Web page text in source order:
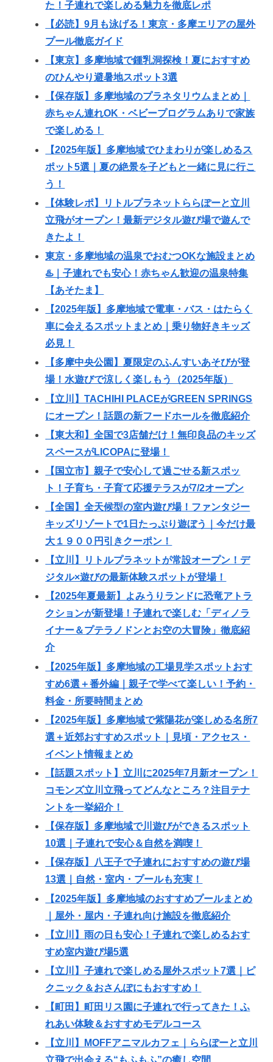
た！子連れで楽しめる魅力を徹底レポ
【必読】9月も泳げる！東京・多摩エリアの屋外
プール徹底ガイド
【東京】多摩地域で鍾乳洞探検！夏におすすめ
のひんやり避暑地スポット3選
【保存版】多摩地域のプラネタリウムまとめ｜
赤ちゃん連れOK・ベビープログラムありで家族
で楽しめる！
【2025年版】多摩地域でひまわりが楽しめるス
ポット5選｜夏の絶景を子どもと一緒に見に行こ
う！
【体験レポ】リトルプラネットららぽーと立川
立飛がオープン！最新デジタル遊び場で遊んで
きたよ！
東京・多摩地域の温泉でおむつOKな施設まとめ
♨️｜子連れでも安心！赤ちゃん歓迎の温泉特集
【あそたま】
【2025年版】多摩地域で電車・バス・はたらく
車に会えるスポットまとめ｜乗り物好きキッズ
必見！
【多摩中央公園】夏限定のふんすいあそびが登
場！水遊びで涼しく楽しもう（2025年版）
【立川】TACHIHI PLACEがGREEN SPRINGS
にオープン！話題の新フードホールを徹底紹介
【東大和】全国で3店舗だけ！無印良品のキッズ
スペースがLICOPAに登場！
【国立市】親子で安心して過ごせる新スポッ
ト！子育ち・子育て応援テラスが7/2オープン
【全国】全天候型の室内遊び場！ファンタジー
キッズリゾートで1日たっぷり遊ぼう｜今だけ最
大１９００円引きクーポン！
【立川】リトルプラネットが常設オープン！デ
ジタル×遊びの最新体験スポットが登場！
【2025年夏最新】よみうりランドに恐竜アトラ
クションが新登場！子連れで楽しむ「ディノラ
イナー＆プテラノドンとお空の大冒険」徹底紹
介
【2025年版】多摩地域の工場見学スポットおす
すめ6選＋番外編｜親子で学べて楽しい！予約・
料金・所要時間まとめ
【2025年版】多摩地域で紫陽花が楽しめる名所7
選＋近郊おすすめスポット｜見頃・アクセス・
イベント情報まとめ
【話題スポット】立川に2025年7月新オープン！
コモンズ立川立飛ってどんなところ？注目テナ
ントを一挙紹介！
【保存版】多摩地域で川遊びができるスポット
10選｜子連れで安心＆自然を満喫！
【保存版】八王子で子連れにおすすめの遊び場
13選｜自然・室内・プールも充実！
【2025年版】多摩地域のおすすめプールまとめ
｜屋外・屋内・子連れ向け施設を徹底紹介
【立川】雨の日も安心！子連れで楽しめるおす
すめ室内遊び場5選
【立川】子連れで楽しめる屋外スポット7選｜ピ
クニック＆おさんぽにもおすすめ！
【町田】町田リス園に子連れで行ってきた！ふ
れあい体験＆おすすめモデルコース
【立川】MOFFアニマルカフェ｜ららぽーと立川